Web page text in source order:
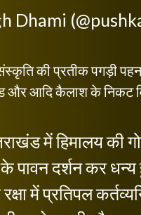
Dhami
की प्रतीक पगड़ी
और आदि कैलाश के निकट
में हिमालय की
पावन दर्शन कर
रक्षा में प्रतिपल